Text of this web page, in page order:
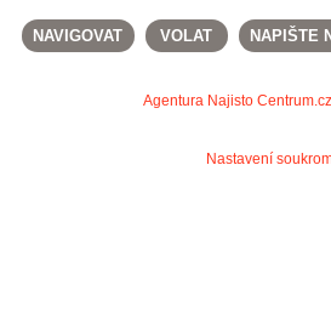
NAVIGOVAT VOLAT NAPIŠTE
Agentura Najisto Centrum.cz
Nastavení